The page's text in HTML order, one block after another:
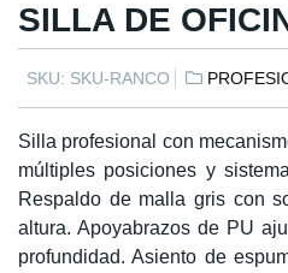
SILLA DE
SKU: SKU-RANCO
Silla profesional con
múltiples posiciones y
Respaldo de malla gris con
altura. Apoyabrazos de PU
profundidad. Asiento de